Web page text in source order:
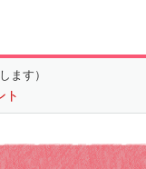
ます）
ト